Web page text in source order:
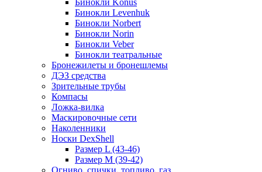
Бинокли Levenhuk
Бинокли Norbert
Бинокли Norin
Бинокли Veber
Бинокли театральные
Бронежилеты и бронешлемы
ДЭЗ средства
Зрительные трубы
Компасы
Ложка-вилка
Маскировочные сети
Наколенники
Носки DexShell
Размер L (43-46)
Размер M (39-42)
Огниво, спички, топливо, газ